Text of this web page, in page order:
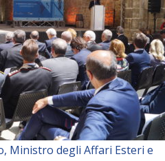
Ministro degli Affari Esteri e